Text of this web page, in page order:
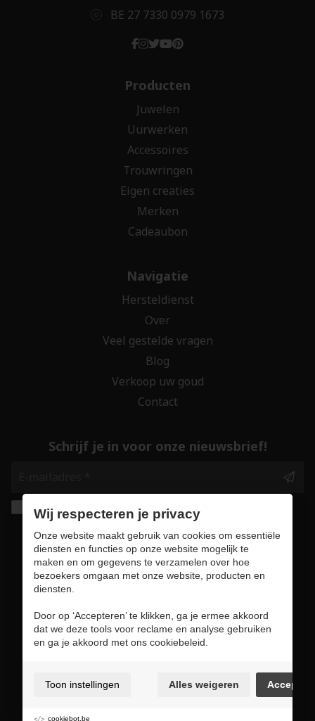
BE 27 7330 0979 1673
Producten
Juwelen
Uurwerken
Accessoires
Trouwringen
Eigen creaties
Merken
Cadeaubon
Navigatie
Hersteldienst
Over
Veel gestelde vragen
Blog
Verkoop uw goud
Contact
Schrijf je in voor onze nieuwsbrief!
Ik geef de toestemming om mijn gegevens te
bewaren en verwerken zoals aangegeven in
onzeprivacy statement. *
Cookie voorkeuren
Wij respecteren je privacy
Onze website maakt gebruik van cookies om essentiële
diensten en functies op onze website mogelijk te
maken en om gegevens te verzamelen over hoe
bezoekers omgaan met onze website, producten en
diensten.
Door op ‘Accepteren’ te klikken, ga je ermee akkoord
dat we deze tools voor reclame en analyse gebruiken
en ga je akkoord met ons cookiebeleid.
Toon instellingen Alles weigeren
cookiebot.be